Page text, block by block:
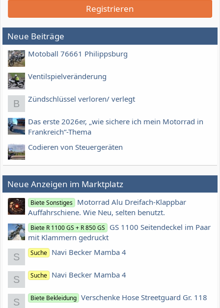
Registrieren
Neue Beiträge
Motoball 76661 Philippsburg
Ventilspielveränderung
B Zündschlüssel verloren/ verlegt
Das erste 2026er, „wie sichere ich mein Motorrad in
Frankreich“-Thema
Codieren von Steuergeräten
Neue Anzeigen im Marktplatz
Biete Sonstiges Motorrad Alu Dreifach-Klappbar
Auffahrschiene. Wie Neu, selten benutzt.
Biete R 1100 GS + R 850 GS
GS 1100 Seitendeckel im Paar
mit Klammern gedruckt
S Suche Navi Becker Mamba 4
S Suche Navi Becker Mamba 4
S Biete Bekleidung Verschenke Hose Streetguard Gr. 118